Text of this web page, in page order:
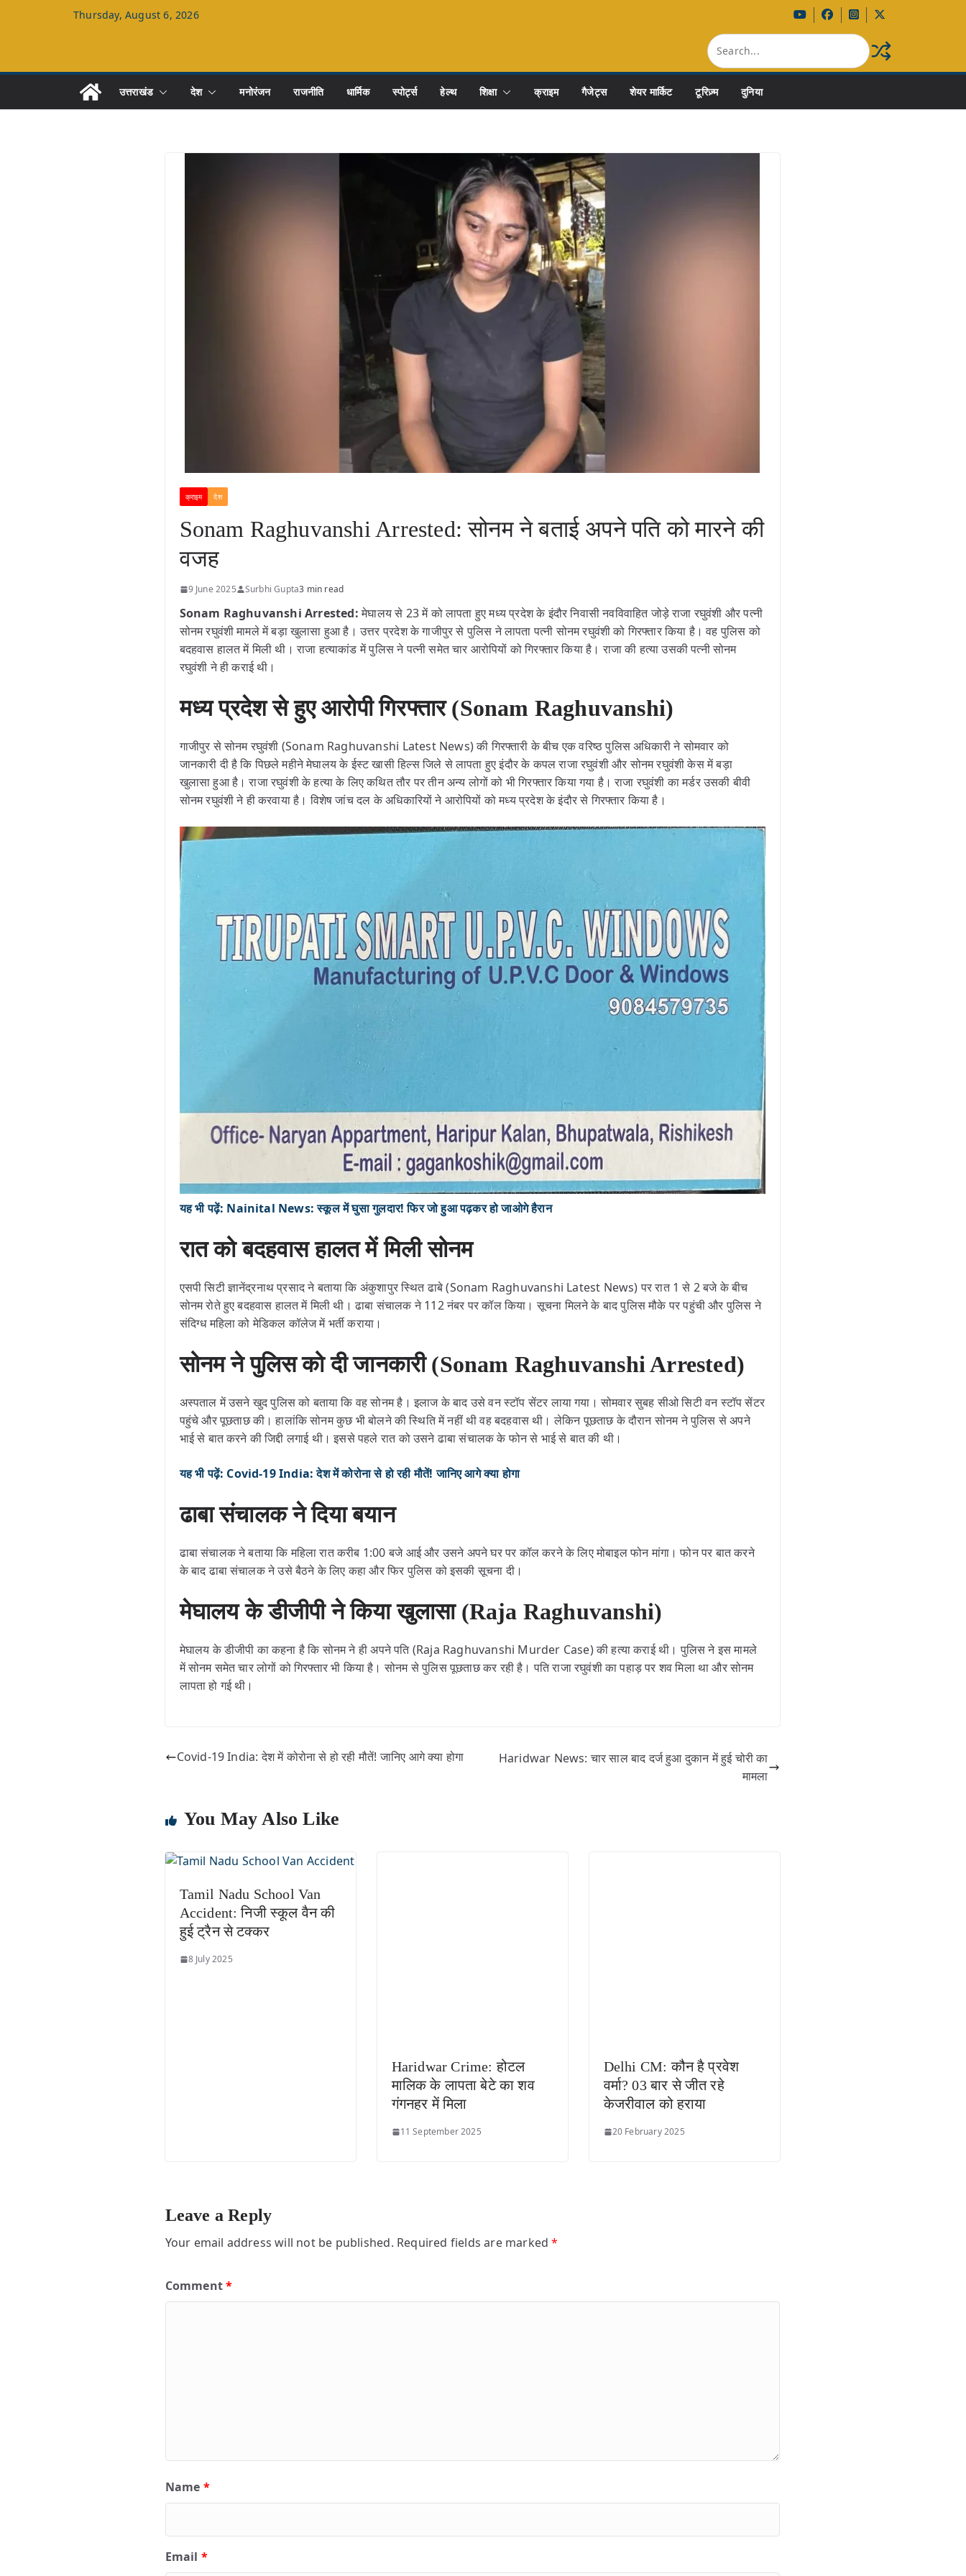
Thursday, August 6, 2026
उत्तराखंड देश मनोरंजन राजनीति धार्मिक स्पोर्ट्स हेल्थ शिक्षा क्राइम गैजेट्स शेयर मार्किट टूरिज़्म दुनिया
क्राइम देश
Sonam Raghuvanshi Arrested: सोनम ने बताई अपने पति को मारने की
वजह
9 June 2025 Surbhi Gupta3 min read
Sonam Raghuvanshi Arrested:मेघालय से 23 में को लापता हुए मध्य प्रदेश के इंदौर निवासी नवविवाहित जोड़े राजा रघुवंशी और पत्नी
सोनम रघुवंशी मामले में बड़ा खुलासा हुआ है। उत्तर प्रदेश के गाजीपुर से पुलिस ने लापता पत्नी सोनम रघुवंशी को गिरफ्तार किया है। वह पुलिस को
बदहवास हालत में मिली थी। राजा हत्याकांड में पुलिस ने पत्नी समेत चार आरोपियों को गिरफ्तार किया है। राजा की हत्या उसकी पत्नी सोनम
रघुवंशी ने ही कराई थी।
मध्य प्रदेश से हुए आरोपी गिरफ्तार (Sonam Raghuvanshi)
गाजीपुर से सोनम रघुवंशी (Sonam Raghuvanshi Latest News) की गिरफ्तारी के बीच एक वरिष्ठ पुलिस अधिकारी ने सोमवार को
जानकारी दी है कि पिछले महीने मेघालय के ईस्ट खासी हिल्स जिले से लापता हुए इंदौर के कपल राजा रघुवंशी और सोनम रघुवंशी केस में बड़ा
खुलासा हुआ है। राजा रघुवंशी के हत्या के लिए कथित तौर पर तीन अन्य लोगों को भी गिरफ्तार किया गया है। राजा रघुवंशी का मर्डर उसकी बीवी
सोनम रघुवंशी ने ही करवाया है। विशेष जांच दल के अधिकारियों ने आरोपियों को मध्य प्रदेश के इंदौर से गिरफ्तार किया है।
यह भी पढ़ें: Nainital News: स्कूल में घुसा गुलदार! फिर जो हुआ पढ़कर हो जाओगे हैरान
रात को बदहवास हालत में मिली सोनम
एसपी सिटी ज्ञानेंद्रनाथ प्रसाद ने बताया कि अंकुशापुर स्थित ढाबे (Sonam Raghuvanshi Latest News) पर रात 1 से 2 बजे के बीच
सोनम रोते हुए बदहवास हालत में मिली थी। ढाबा संचालक ने 112 नंबर पर कॉल किया। सूचना मिलने के बाद पुलिस मौके पर पहुंची और पुलिस ने
संदिग्ध महिला को मेडिकल कॉलेज में भर्ती कराया।
सोनम ने पुलिस को दी जानकारी (Sonam Raghuvanshi Arrested)
अस्पताल में उसने खुद पुलिस को बताया कि वह सोनम है। इलाज के बाद उसे वन स्टॉप सेंटर लाया गया। सोमवार सुबह सीओ सिटी वन स्टॉप सेंटर
पहुंचे और पूछताछ की। हालांकि सोनम कुछ भी बोलने की स्थिति में नहीं थी वह बदहवास थी। लेकिन पूछताछ के दौरान सोनम ने पुलिस से अपने
भाई से बात करने की जिद्दी लगाई थी। इससे पहले रात को उसने ढाबा संचालक के फोन से भाई से बात की थी।
यह भी पढ़ें: Covid-19 India: देश में कोरोना से हो रही मौतें! जानिए आगे क्या होगा
ढाबा संचालक ने दिया बयान
ढाबा संचालक ने बताया कि महिला रात करीब 1:00 बजे आई और उसने अपने घर पर कॉल करने के लिए मोबाइल फोन मांगा। फोन पर बात करने
के बाद ढाबा संचालक ने उसे बैठने के लिए कहा और फिर पुलिस को इसकी सूचना दी।
मेघालय के डीजीपी ने किया खुलासा (Raja Raghuvanshi)
मेघालय के डीजीपी का कहना है कि सोनम ने ही अपने पति (Raja Raghuvanshi Murder Case) की हत्या कराई थी। पुलिस ने इस मामले
में सोनम समेत चार लोगों को गिरफ्तार भी किया है। सोनम से पुलिस पूछताछ कर रही है। पति राजा रघुवंशी का पहाड़ पर शव मिला था और सोनम
लापता हो गई थी।
Covid-19 India: देश में कोरोना से हो रही मौतें! जानिए आगे क्या होगा
Haridwar News: चार साल बाद दर्ज हुआ दुकान में हुई चोरी का
मामला
You May Also Like
Tamil Nadu School Van
Accident: निजी स्कूल वैन की
हुई ट्रैन से टक्कर
8 July 2025
Haridwar Crime: होटल
मालिक के लापता बेटे का शव
गंगनहर में मिला
11 September 2025
Delhi CM: कौन है प्रवेश
वर्मा? 03 बार से जीत रहे
केजरीवाल को हराया
20 February 2025
Leave a Reply
Your email address will not be published. Required fields are marked*
Comment*
Name *
Email *